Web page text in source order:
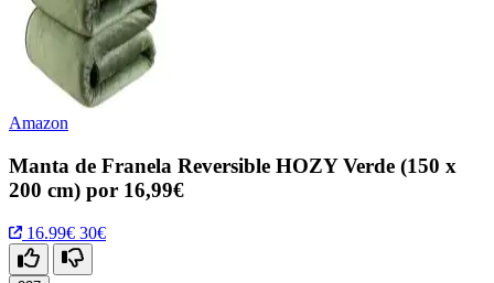
Amazon
Manta de Franela Reversible HOZY Verde (150 x
200 cm) por 16,99€
16.99€ 30€